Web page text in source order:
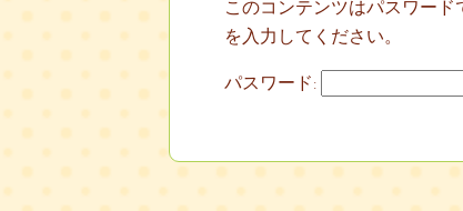
このコンテンツはパスワー
を入力してください。
パスワード: